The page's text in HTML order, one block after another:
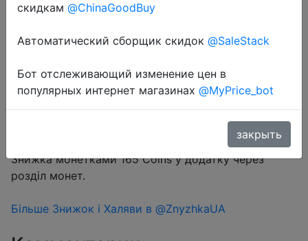
Coins
Перейти в магазин
Знижка монетками 165 Coins у додатку через
розділ монет.
Більше Знижок і Халяви в @ZnyzhkaUA
скидкам @ChinaGoodBuy
Автоматический сборщик скидок @SaleStack
Бот отслеживающий изменение цен в
популярных интернет магазинах @MyPrice_bot
закрыть